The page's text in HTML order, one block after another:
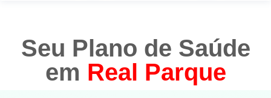
Seu Plano de Saúde
em Real Parque